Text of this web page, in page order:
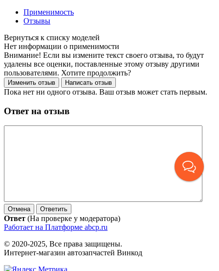
Применимость
Отзывы
Нет информации о применимости
Внимание! Если вы измените текст своего отзыва, то будут
удалены все оценки, поставленные этому отзыву другими
пользователями. Хотите продолжить?
Пока нет ни одного отзыва. Ваш отзыв может стать первым.
Ответ на отзыв
Ответ (На проверке у модератора)
Работает на Платформе abcp.ru
© 2020-2025, Все права защищены.
Интернет-магазин автозапчастей Винкод